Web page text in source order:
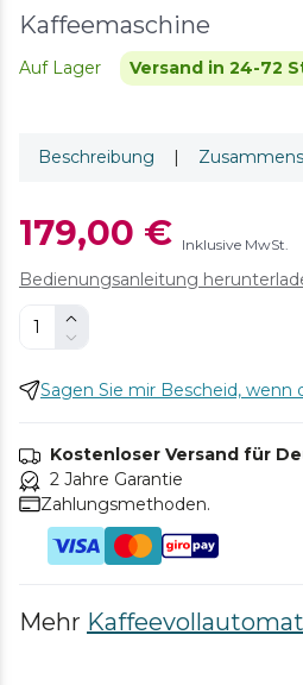
Kaffeemaschine
Auf Lager Versand in 24-72
Beschreibung |
179,00 € Inklusive MwSt.
Bedienungsanleitung
Sagen Sie mir Bescheid, wenn
Kostenloser Versand für
2 Jahre Garantie
Zahlungsmethoden.
Mehr